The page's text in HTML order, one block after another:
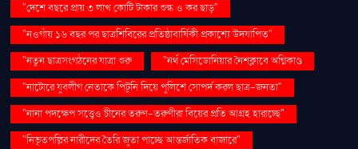
"দেশে বছরে প্রায় ৩ লাখ কোটি টাকার শুল্ক ও কর ছাড়"
"নওগাঁয় ১৬ বছর পর ছাত্রশিবিরের প্রতিষ্ঠাবার্ষিকী প্রকাশ্যে উদযাপিত"
"নতুন ছাত্রসংগঠনের যাত্রা শুরু
"নর্থ মেসিডোনিয়ার নৈশক্লাবে অগ্নিকাণ্ড
"নাটোরে যুবলীগ নেতাকে পিটুনি দিয়ে পুলিশে সোপর্দ করল ছাত্র-জনতা"
"নানা পদক্ষেপ সত্ত্বেও চীনের তরুণ-তরুণীরা বিয়ের প্রতি আগ্রহ হারাচ্ছে"
"নিভৃতপল্লির নারীদের তৈরি জুতা পাচ্ছে আন্তর্জাতিক বাজারে"